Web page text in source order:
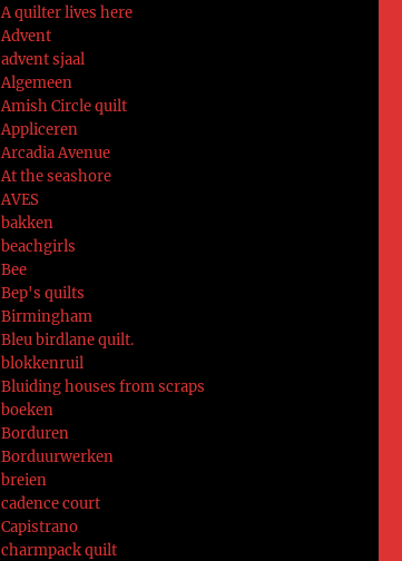
A quilter lives here
Advent
advent sjaal
Algemeen
Amish Circle quilt
Appliceren
Arcadia Avenue
At the seashore
AVES
bakken
beachgirls
Bee
Bep's quilts
Birmingham
Bleu birdlane quilt.
blokkenruil
Bluiding houses from scraps
boeken
Borduren
Borduurwerken
breien
cadence court
Capistrano
charmpack quilt